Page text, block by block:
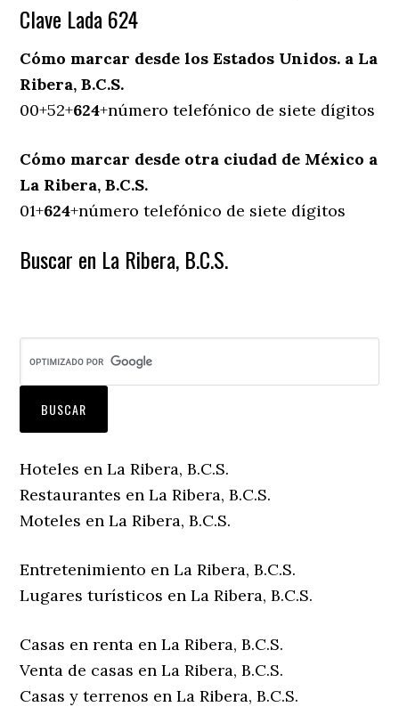
Clave Lada 624
Cómo marcar desde los Estados Unidos. a La
Ribera, B.C.S.
00+52+624+número telefónico de siete dígitos
Cómo marcar desde otra ciudad de México a
La Ribera, B.C.S.
01+624+número telefónico de siete dígitos
Buscar en La Ribera, B.C.S.
Hoteles en La Ribera, B.C.S.
Restaurantes en La Ribera, B.C.S.
Moteles en La Ribera, B.C.S.
Entretenimiento en La Ribera, B.C.S.
Lugares turísticos en La Ribera, B.C.S.
Casas en renta en La Ribera, B.C.S.
Venta de casas en La Ribera, B.C.S.
Casas y terrenos en La Ribera, B.C.S.